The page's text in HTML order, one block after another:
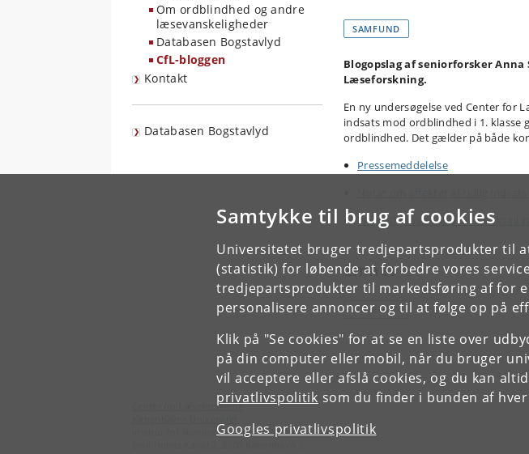
Samtykke til brug af cookies
Universitetet bruger tredjepartsprodukter til
(statistik) for løbende at forbedre vores
tredjepartsprodukter til markedsføring af for
personalisere annoncer og til at følge op på
Klik på "Se cookies" for at se en liste over
på din computer eller mobil, når du bruger
vil acceptere eller afslå cookies, og du kan
privatlivspolitik som du finder i bunden af
Googles privatlivspolitik
Om ordblindhed og andre
læsevanskeligheder
Databasen Bogstavlyd
CfL-bloggen
Kontakt
Databasen Bogstavlyd
SAMFUND
Blogopslag af seniorforsker
Læseforskning.
En ny undersøgelse ved Center for
indsats mod ordblindhed i 1. klasse
ordblindhed. Det gælder på både
Pressemeddelelse
Projekthjemmeside med links til
Emner
SAMFUND
Center for Læseforskning
Institut for Nordiske Studier og Sprogvidenskab